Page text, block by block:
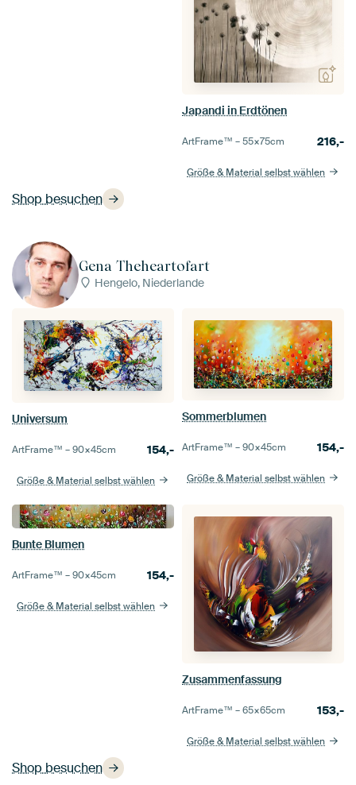
Shop besuchen
Japandi in Erdtönen
ArtFrame™ –55×75cm 216,-
Größe & Material selbst wählen
Gena Theheartofart
Hengelo, Niederlande
Shop besuchen
Universum
ArtFrame™ –90×45cm 154,-
Größe & Material selbst wählen
Sommerblumen
ArtFrame™ –90×45cm 154,-
Größe & Material selbst wählen
Bunte Blumen
ArtFrame™ –90×45cm 154,-
Größe & Material selbst wählen
Zusammenfassung
ArtFrame™ –65×65cm 153,-
Größe & Material selbst wählen